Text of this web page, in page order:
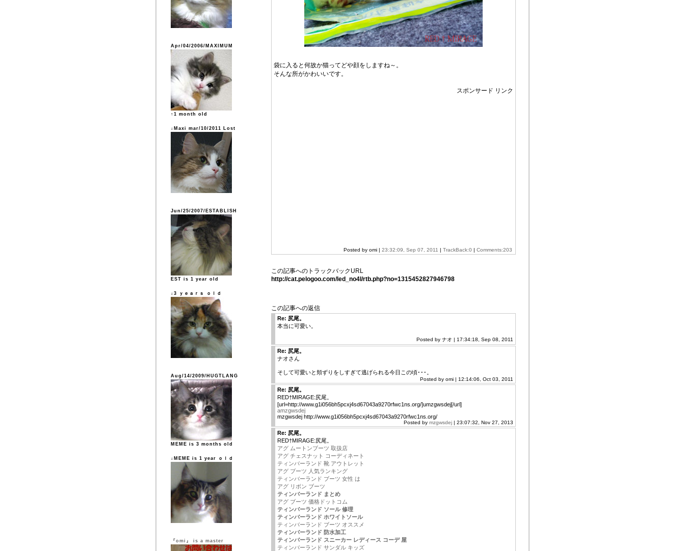
Apr/04/2006/MAXIMUM
↑1 month old
↓Maxi mar/10/2011 Lost
Jun/25/2007/ESTABLISH
EST is 1 year old
↓3 ｙｅａｒｓ ｏｌｄ
Aug/14/2009/HUGTLANG
MEME is 3 months old
↓MEME is 1 year ｏｌｄ
『omi』 is a master
袋に入ると何故か猫ってどや顔をしますね～。
そんな所がかわいいです。
スポンサード リンク
Posted by omi | 23:32:09, Sep 07, 2011 | TrackBack:0 | Comments:203
この記事へのトラックバックURL
http://cat.pelogoo.com/led_no4l/rtb.php?no=1315452827946798
この記事への返信
Re: 尻尾。
本当に可愛い。
Posted by ナオ | 17:34:18, Sep 08, 2011
Re: 尻尾。
ナオさん
そして可愛いと頬ずりをしすぎて逃げられる今日この頃･･･。
Posted by omi | 12:14:06, Oct 03, 2011
Re: 尻尾。
RED†MIRAGE:尻尾。
[url=http://www.g1i056bh5pcxj4sd67043a9270rfwc1ns.org/]umzgwsdej[/url]
amzgwsdej
mzgwsdej http://www.g1i056bh5pcxj4sd67043a9270rfwc1ns.org/
Posted by mzgwsdej | 23:07:32, Nov 27, 2013
Re: 尻尾。
RED†MIRAGE:尻尾。
アグ ムートンブーツ 取扱店
アグ チェスナット コーディネート
ティンバーランド 靴 アウトレット
アグ ブーツ 人気ランキング
ティンバーランド ブーツ 女性 は
アグ リボン ブーツ
ティンバーランド まとめ
アグ ブーツ 価格ドットコム
ティンバーランド ソール 修理
ティンバーランド ホワイトソール
ティンバーランド ブーツ オススメ
ティンバーランド 防水加工
ティンバーランド スニーカー レディース コーデ 屋
ティンバーランド サンダル キッズ